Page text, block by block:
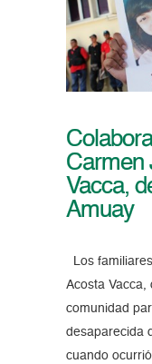
Carmen
Vacca,
Amuay
Los
Acosta Vacca,
comunidad
desaparecida
cuando